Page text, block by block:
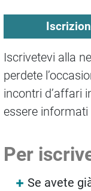
Iscrivetevi alla
perdete
incontri d’affari
essere informati
Per
Se avete